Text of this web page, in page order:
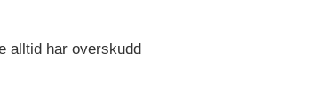
alltid har overskudd